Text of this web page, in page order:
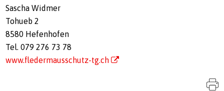
Sascha Widmer
Tohueb 2
8580 Hefenhofen
Tel. 079 276 73 78
www.fledermausschutz-tg.ch